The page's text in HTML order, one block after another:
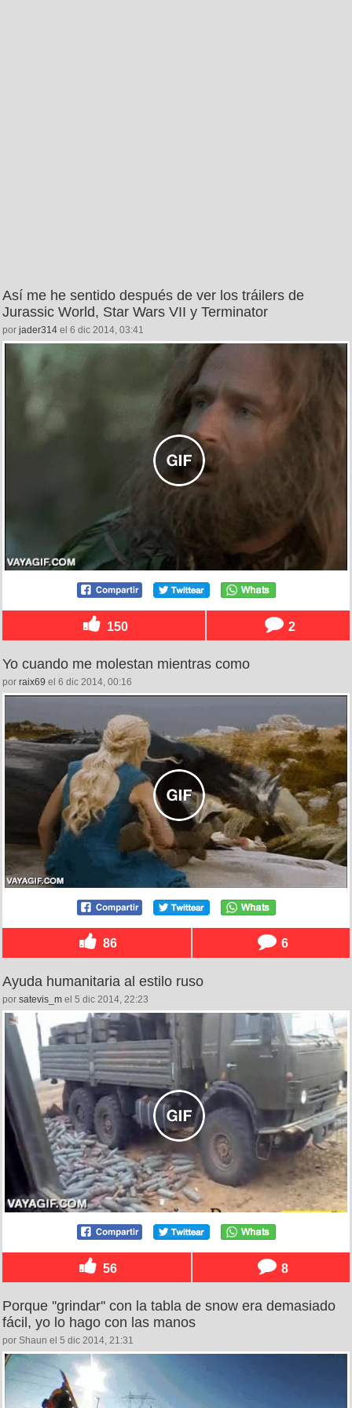
Así me he sentido después de ver los tráilers de
Jurassic World, Star Wars VII y Terminator
por jader314 el 6 dic 2014, 03:41
150 2
Yo cuando me molestan mientras como
por raix69 el 6 dic 2014, 00:16
86 6
Ayuda humanitaria al estilo ruso
por satevis_m el 5 dic 2014, 22:23
56 8
Porque ''grindar'' con la tabla de snow era demasiado
fácil, yo lo hago con las manos
por Shaun el 5 dic 2014, 21:31